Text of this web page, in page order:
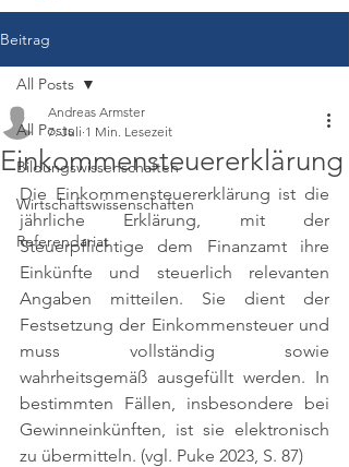
Beitrag
All Posts
Bildungswissenschaften
Wirtschaftswissenschaften
Referendariat
All Posts
Einkommensteuererklärung
Andreas Armster
7. Juli 1 Min. Lesezeit
Die Einkommensteuererklärung ist die
jährliche Erklärung, mit der
Steuerpflichtige dem Finanzamt ihre
Einkünfte und steuerlich relevanten
Angaben mitteilen. Sie dient der
Festsetzung der Einkommensteuer und
muss vollständig sowie
wahrheitsgemäß ausgefüllt werden. In
bestimmten Fällen, insbesondere bei
Gewinneinkünften, ist sie elektronisch
zu übermitteln. (vgl. Puke 2023, S. 87)